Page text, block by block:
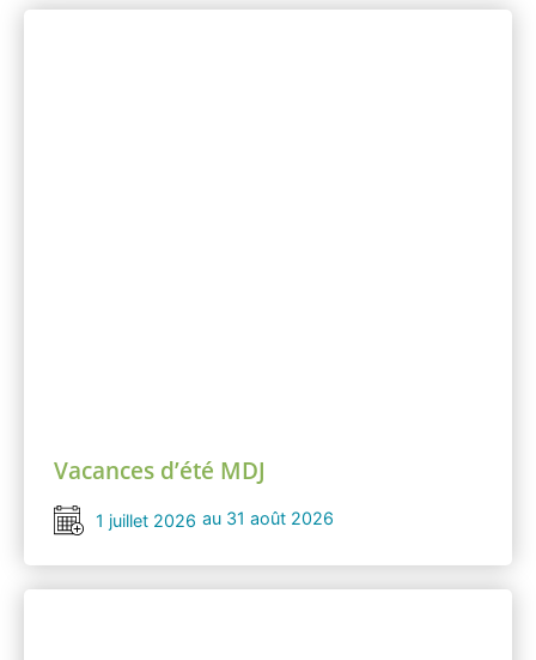
Vacances d’été MDJ
1 juillet 2026 au 31 août 2026